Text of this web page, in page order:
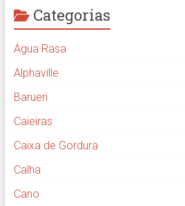
Categorias
Água Rasa
Alphaville
Barueri
Caieiras
Caixa de Gordura
Calha
Cano